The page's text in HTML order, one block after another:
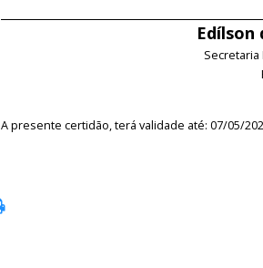
Edílson
A presente certidão, terá validade até: 07/05/